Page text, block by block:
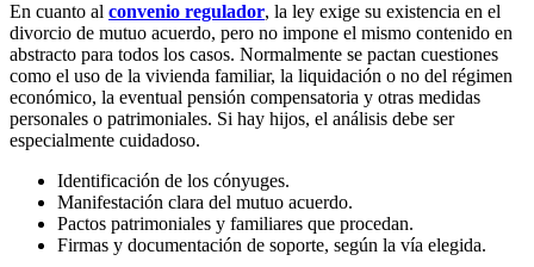
En cuanto al convenio regulador, la ley exige su existencia en el
divorcio de mutuo acuerdo, pero no impone el mismo contenido en
abstracto para todos los casos. Normalmente se pactan cuestiones
como el uso de la vivienda familiar, la liquidación o no del régimen
económico, la eventual pensión compensatoria y otras medidas
personales o patrimoniales. Si hay hijos, el análisis debe ser
especialmente cuidadoso.
Identificación de los cónyuges.
Manifestación clara del mutuo acuerdo.
Pactos patrimoniales y familiares que procedan.
Firmas y documentación de soporte, según la vía elegida.